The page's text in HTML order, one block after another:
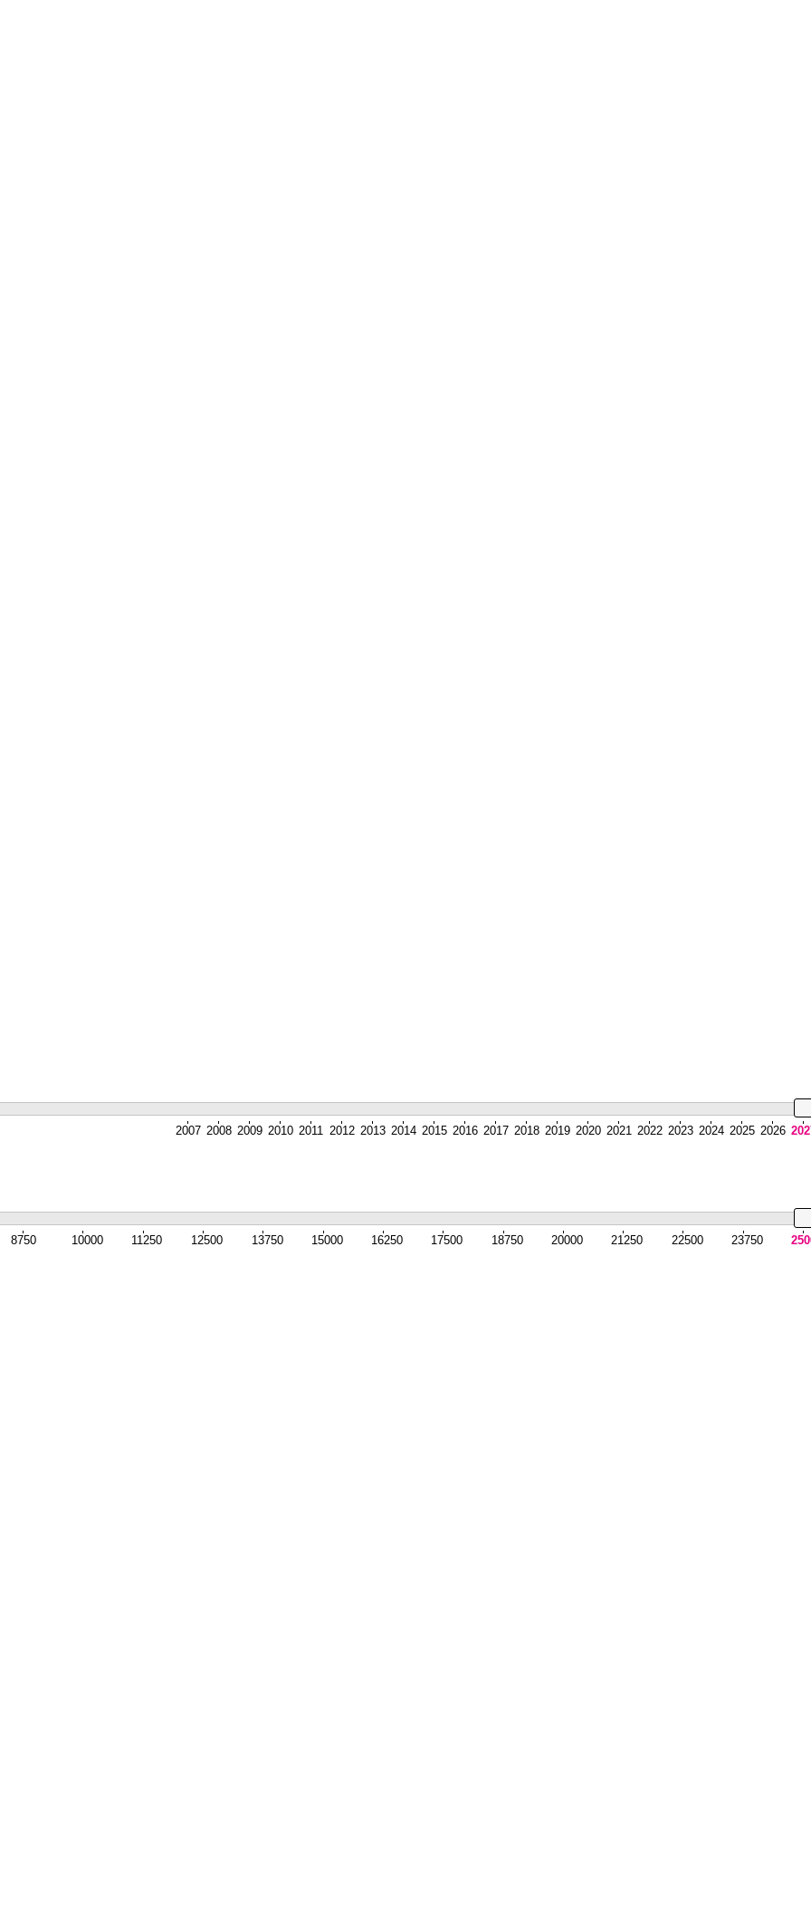
2007 2008 2009 2010 2011 2012 2013 2014 2015 2016 2017 2018 2019 2020 2021 2022 2023 2024 2025 2026
8750 10000 11250 12500 13750 15000 16250 17500 18750 20000 21250 22500 23750